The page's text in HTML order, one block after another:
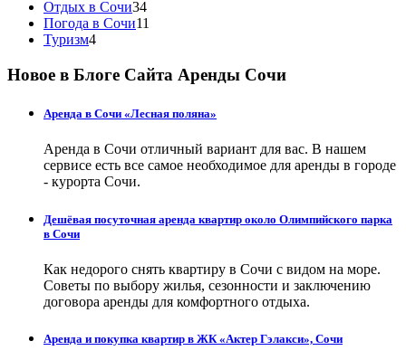
Отдых в Сочи34
Погода в Сочи11
Туризм4
Новое в Блоге Сайта Аренды Сочи
Аренда в Сочи «Лесная поляна»
Аренда в Сочи отличный вариант для вас. В нашем
сервисе есть все самое необходимое для аренды в городе
- курорта Сочи.
Дешёвая посуточная аренда квартир около Олимпийского парка
в Сочи
Как недорого снять квартиру в Сочи с видом на море.
Советы по выбору жилья, сезонности и заключению
договора аренды для комфортного отдыха.
Аренда и покупка квартир в ЖК «Актер Гэлакси», Сочи